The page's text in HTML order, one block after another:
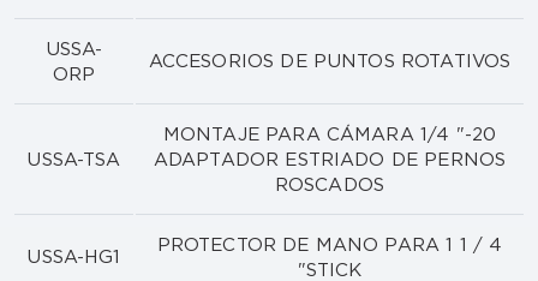
USSA-
ORP
ACCESORIOS DE PUNTOS ROTATIVOS
USSA-TSA
MONTAJE PARA CÁMARA 1/4 "-20
ADAPTADOR ESTRIADO DE PERNOS
ROSCADOS
USSA-HG1
PROTECTOR DE MANO PARA 1 1 / 4
"STICK